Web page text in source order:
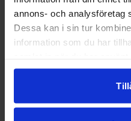
annons- och analysföretag
Dessa kan i sin tur
information som du har
& bokbord.
●
Kl. 14.00
med fikakorg och
Fatmomakke,
vid kiosken i